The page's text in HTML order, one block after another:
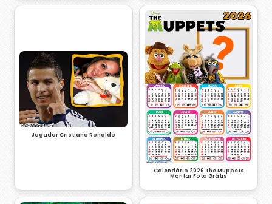
Jogador Cristiano Ronaldo
Calendário 2026 The Muppets
Montar Foto Grátis